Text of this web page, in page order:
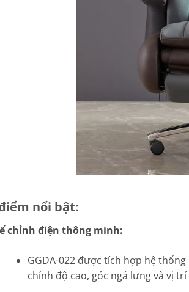
nổi bật:
chỉnh điện thông minh:
GGDA-022 được tích hợp hệ
chỉnh độ cao, góc ngả lưng và vị